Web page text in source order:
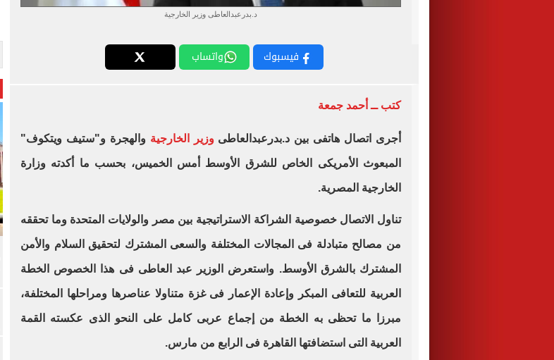
د.بدرعبدالعاطى وزير الخارجية
فيسبوك واتساب
كتب ــ أحمد جمعة
أجرى اتصال هاتفى بين د.بدرعبدالعاطىوزير الخارجية والهجرة و"ستيف ويتكوف"
المبعوث الأمريكى الخاص للشرق الأوسط أمس الخميس، بحسب ما أكدته وزارة
الخارجية المصرية.
تناول الاتصال خصوصية الشراكة الاستراتيجية بين مصر والولايات المتحدة وما تحققه
من مصالح متبادلة فى المجالات المختلفة والسعى المشترك لتحقيق السلام والأمن
المشترك بالشرق الأوسط. واستعرض الوزير عبد العاطى فى هذا الخصوص الخطة
العربية للتعافى المبكر وإعادة الإعمار فى غزة متناولا عناصرها ومراحلها المختلفة،
مبرزا ما تحظى به الخطة من إجماع عربى كامل على النحو الذى عكسته القمة
العربية التى استضافتها القاهرة فى الرابع من مارس.